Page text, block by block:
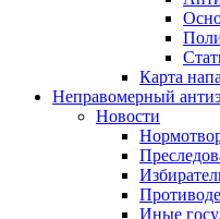
Карта
Неправомерный
Новости
Иные